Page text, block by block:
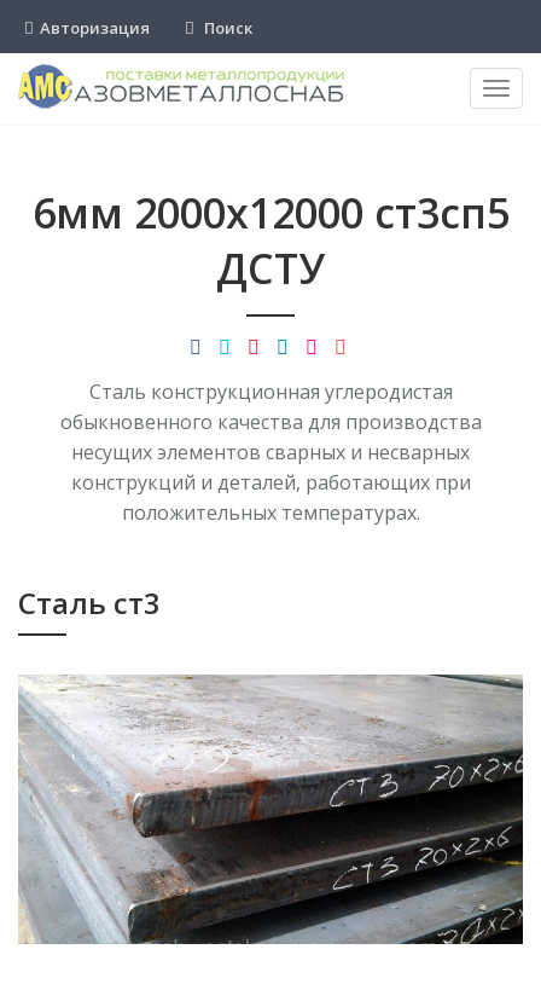
Авторизация Поиск
6мм 2000х12000 ст3сп5
ДСТУ
Сталь конструкционная углеродистая
обыкновенного качества для производства
несущих элементов сварных и несварных
конструкций и деталей, работающих при
положительных температурах.
Сталь ст3